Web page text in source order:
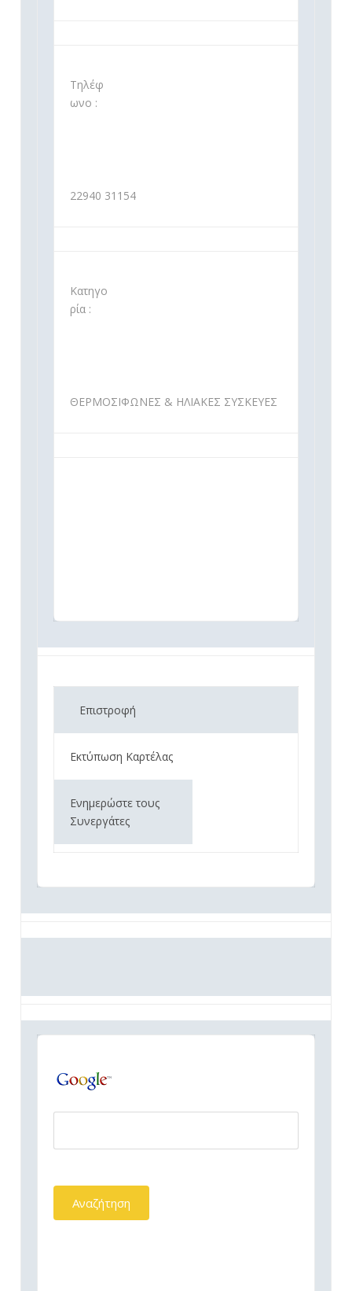
Τηλέφ
ωνο :
22940 31154
Κατηγο
ρία :
ΘΕΡΜΟΣΙΦΩΝΕΣ & ΗΛΙΑΚΕΣ ΣΥΣΚΕΥΕΣ
Επιστροφή
Εκτύπωση Καρτέλας
Ενημερώστε τους
Συνεργάτες